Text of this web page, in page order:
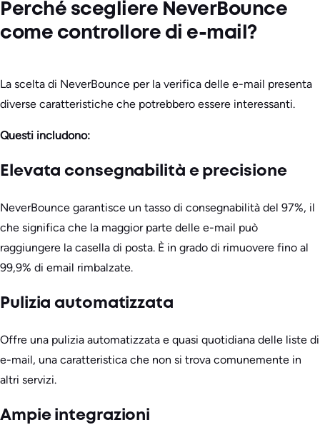
Perché scegliere NeverBounce
come controllore di e-mail?
La scelta di NeverBounce per la verifica delle e-mail presenta
diverse caratteristiche che potrebbero essere interessanti.
Questi includono:
Elevata consegnabilità e precisione
NeverBounce garantisce un tasso di consegnabilità del 97%, il
che significa che la maggior parte delle e-mail può
raggiungere la casella di posta. È in grado di rimuovere fino al
99,9% di email rimbalzate.
Pulizia automatizzata
Offre una pulizia automatizzata e quasi quotidiana delle liste di
e-mail, una caratteristica che non si trova comunemente in
altri servizi.
Ampie integrazioni